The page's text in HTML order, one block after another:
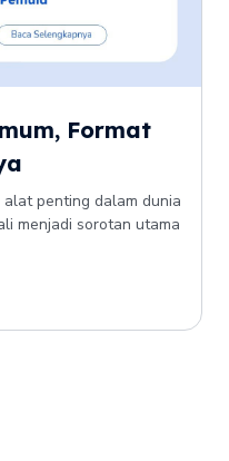
Format
penting dalam dunia
menjadi sorotan utama